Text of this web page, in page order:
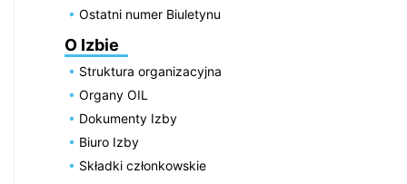
Ostatni numer Biuletynu
O Izbie
Struktura organizacyjna
Organy OIL
Dokumenty Izby
Biuro Izby
Składki członkowskie